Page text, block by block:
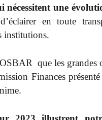
nécessitent une
en toute
institutions.
que les grandes
Finances